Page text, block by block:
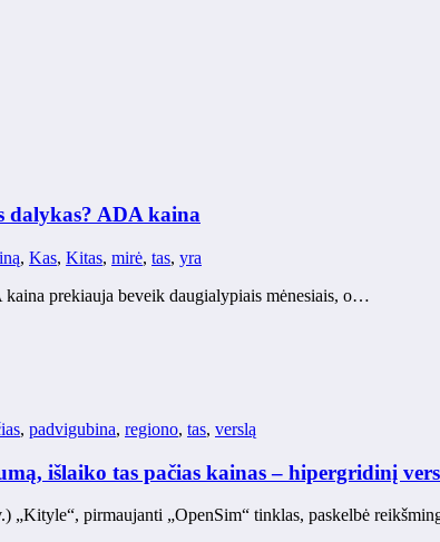
dalykas? ADA kaina
, Kas, Kitas, mirė, tas, yra
prekiauja beveik daugialypiais mėnesiais, o…
, padvigubina, regiono, tas, verslą
išlaiko tas pačias kainas – hipergridinį
„Kityle“, pirmaujanti „OpenSim“ tinklas, paskelbė